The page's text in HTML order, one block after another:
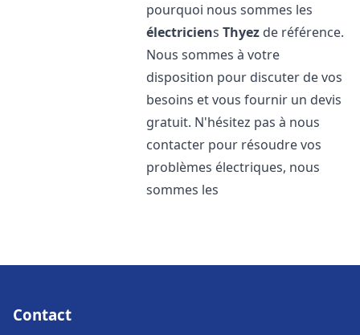
pourquoi nous sommes les
électriciensThyez de référence.
Nous sommes à votre
disposition pour discuter de vos
besoins et vous fournir un devis
gratuit. N'hésitez pas à nous
contacter pour résoudre vos
problèmes électriques, nous
sommes les
Contact